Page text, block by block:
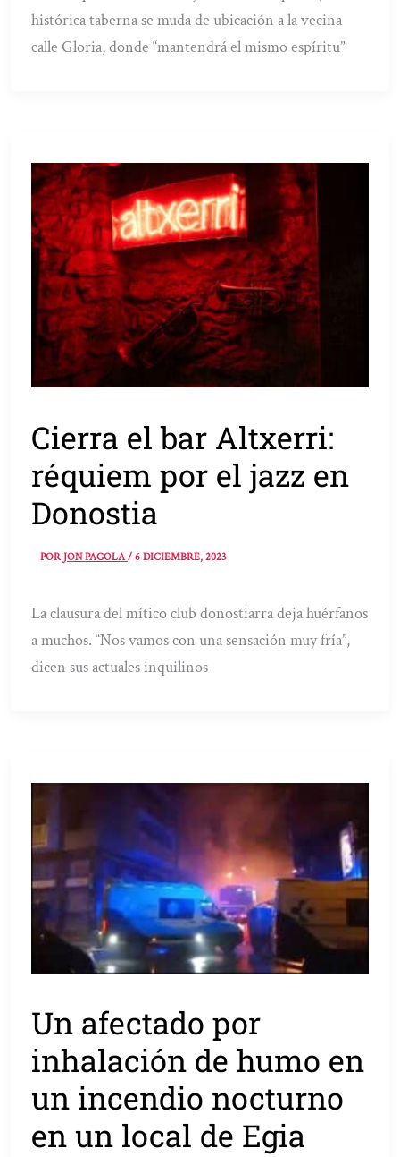
histórica taberna se muda de ubicación a la vecina
calle Gloria, donde “mantendrá el mismo espíritu”
Cierra el bar Altxerri:
réquiem por el jazz en
Donostia
PORJON PAGOLA/6 DICIEMBRE, 2023
La clausura del mítico club donostiarra deja huérfanos
a muchos. “Nos vamos con una sensación muy fría”,
dicen sus actuales inquilinos
Un afectado por
inhalación de humo en
un incendio nocturno
en un local de Egia